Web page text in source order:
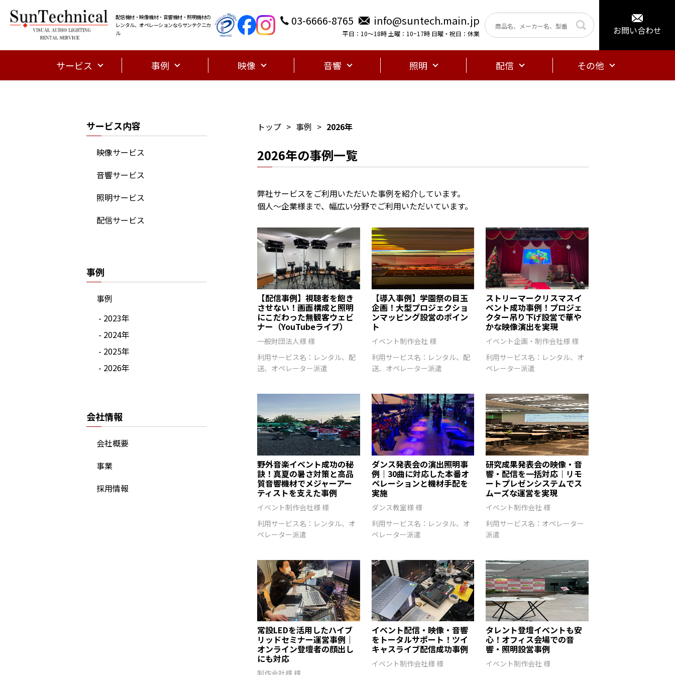
配信機材・映像機材・音響機材・照明機材の
レンタル、オペレーションならサンテクニカ
ル
03-6666-8765 info@suntech.main.jp
平日：10〜18時 土曜：10~17時 日曜・祝日：休業 お問い合わせ
サービス 事例 映像 音響 照明 配信 その他
サービス内容
映像サービス
音響サービス
照明サービス
配信サービス
事例
事例
- 2023年
- 2024年
- 2025年
- 2026年
会社情報
会社概要
事業
採用情報
トップ 事例 2026年
2026年の事例一覧
弊社サービスをご利用いただいた事例を紹介しています。
個人～企業様まで、幅広い分野でご利用いただいています。
【配信事例】視聴者を飽き
させない！画面構成と照明
にこだわった無観客ウェビ
ナー（YouTubeライブ）
一般財団法人様 様
利用サービス名：レンタル、配
送、オペレーター派遣
【導入事例】学園祭の目玉
企画！大型プロジェクショ
ンマッピング設営のポイン
ト
イベント制作会社 様
利用サービス名：レンタル、配
送、オペレーター派遣
ストリーマークリスマスイ
ベント成功事例！プロジェ
クター吊り下げ設営で華や
かな映像演出を実現
イベント企画・制作会社様 様
利用サービス名：レンタル、オ
ペレーター派遣
野外音楽イベント成功の秘
訣！真夏の暑さ対策と高品
質音響機材でメジャーアー
ティストを支えた事例
イベント制作会社様 様
利用サービス名：レンタル、オ
ペレーター派遣
ダンス発表会の演出照明事
例｜30曲に対応した本番オ
ペレーションと機材手配を
実施
ダンス教室様 様
利用サービス名：レンタル、オ
ペレーター派遣
研究成果発表会の映像・音
響・配信を一括対応｜リモ
ートプレゼンシステムでス
ムーズな運営を実現
イベント制作会社 様
利用サービス名：オペレーター
派遣
常設LEDを活用したハイブ
リッドセミナー運営事例｜
オンライン登壇者の顔出し
にも対応
イベント配信・映像・音響
をトータルサポート！ツイ
キャスライブ配信成功事例
イベント制作会社様 様
タレント登壇イベントも安
心！オフィス会場での音
響・照明設営事例
イベント制作会社 様